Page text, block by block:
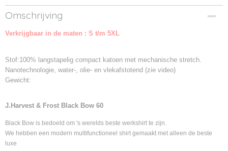
Productcode
2906001-1
Productcode leverancier
Omschrijving
Verkrijgbaar in de maten : S t/m 5XL
Stof:100% langstapelig compact katoen met mechanische stretch.
Nanotechnologie, water-, olie- en vlekafstotend (zie video)
Gewicht:
J.Harvest & Frost Black Bow 60
Black Bow is bedoeld om 's werelds beste werkshirt te zijn.
We hebben een modern multifunctioneel shirt gemaakt met alleen de beste
luxe